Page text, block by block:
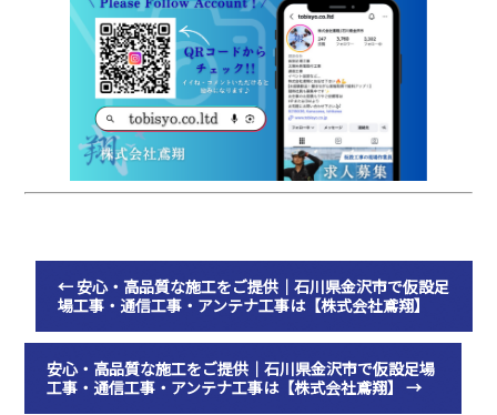
←安心・高品質な施工をご提供｜石川県金沢市で仮設足
場工事・通信工事・アンテナ工事は【株式会社鳶翔】
安心・高品質な施工をご提供｜石川県金沢市で仮設足場
工事・通信工事・アンテナ工事は【株式会社鳶翔】→